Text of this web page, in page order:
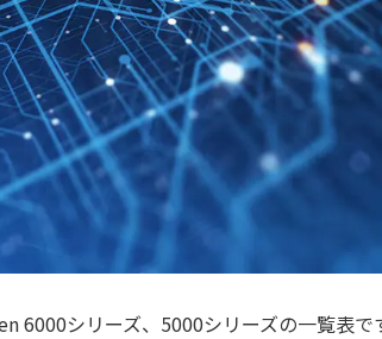
6000シリーズ、5000シリーズの一覧表